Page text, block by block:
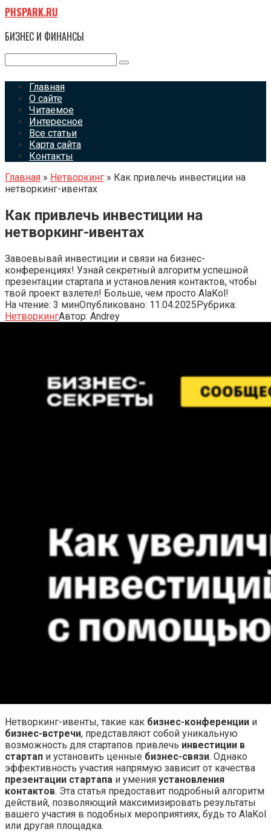
Перейти
к
контенту
PHSPARK.RU
БИЗНЕС И ФИНАНСЫ
Главная
О сайте
Читаемое
Интересное
Все статьи
Карта сайта
Контакты
Главная » Нетворкинг » Как привлечь инвестиции на
нетворкинг-ивентах
Как привлечь инвестиции на
нетворкинг-ивентах
Завоевывай инвестиции и связи на бизнес-
конференциях! Узнай секретный алгоритм успешной
презентации стартапа и установления контактов, чтобы
твой проект взлетел! Больше, чем просто AlaKol!
На чтение: 3 минОпубликовано: 11.04.2025Рубрика:
НетворкингАвтор: Andrey
Нетворкинг-ивенты, такие как бизнес-конференции и
бизнес-встречи, представляют собой уникальную
возможность для стартапов привлечь инвестиции в
стартап и установить ценные бизнес-связи. Однако
эффективность участия напрямую зависит от качества
презентации стартапа и умения установления
контактов. Эта статья предоставит подробный алгоритм
действий, позволяющий максимизировать результаты
вашего участия в подобных мероприятиях, будь то AlaKol
или другая площадка.